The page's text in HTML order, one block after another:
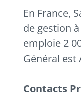
En France,
de gestion
emploie 2
Général est
Contacts